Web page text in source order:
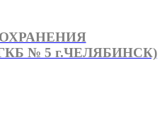
№ 5 г.ЧЕЛЯБИНСК)